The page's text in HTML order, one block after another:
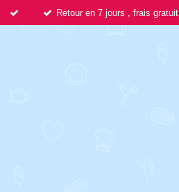
Retour en 7 jours , frais gratuit